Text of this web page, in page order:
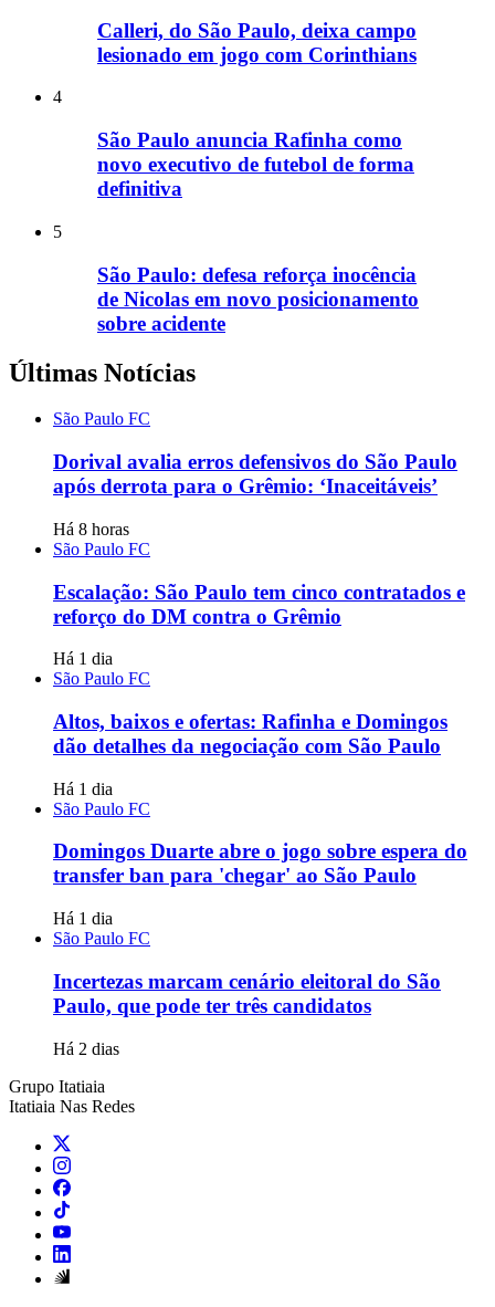
Calleri, do São Paulo, deixa campo
lesionado em jogo com Corinthians
4
São Paulo anuncia Rafinha como
novo executivo de futebol de forma
definitiva
5
São Paulo: defesa reforça inocência
de Nicolas em novo posicionamento
sobre acidente
Últimas Notícias
São Paulo FC
Dorival avalia erros defensivos do São Paulo
após derrota para o Grêmio: ‘Inaceitáveis’
Há 8 horas
São Paulo FC
Escalação: São Paulo tem cinco contratados e
reforço do DM contra o Grêmio
Há 1 dia
São Paulo FC
Altos, baixos e ofertas: Rafinha e Domingos
dão detalhes da negociação com São Paulo
Há 1 dia
São Paulo FC
Domingos Duarte abre o jogo sobre espera do
transfer ban para 'chegar' ao São Paulo
Há 1 dia
São Paulo FC
Incertezas marcam cenário eleitoral do São
Paulo, que pode ter três candidatos
Há 2 dias
Grupo Itatiaia
Itatiaia Nas Redes